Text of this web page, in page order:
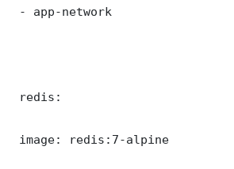
- app-network
redis:
image: redis:7-alpine